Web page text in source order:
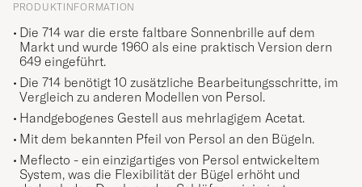
PRODUKTINFORMATION
Die 714 war die erste faltbare Sonnenbrille auf dem
Markt und wurde 1960 als eine praktisch Version dern
649 eingeführt.
Die 714 benötigt 10 zusätzliche Bearbeitungsschritte, im
Vergleich zu anderen Modellen von Persol.
Handgebogenes Gestell aus mehrlagigem Acetat.
Mit dem bekannten Pfeil von Persol an den Bügeln.
Meflecto - ein einzigartiges von Persol entwickeltem
System, was die Flexibilität der Bügel erhöht und